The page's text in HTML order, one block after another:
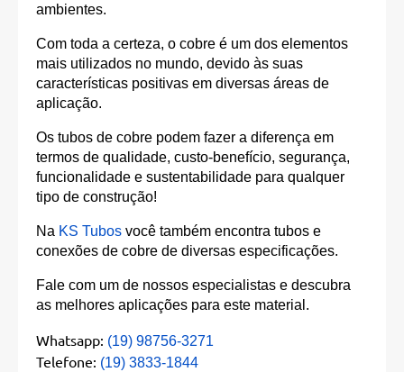
ambientes.
Com toda a certeza, o cobre é um dos elementos
mais utilizados no mundo, devido às suas
características positivas em diversas áreas de
aplicação.
Os tubos de cobre podem fazer a diferença em
termos de qualidade, custo-benefício, segurança,
funcionalidade e sustentabilidade para qualquer
tipo de construção!
Na KS Tubos você também encontra tubos e
conexões de cobre de diversas especificações.
Fale com um de nossos especialistas e descubra
as melhores aplicações para este material.
Whatsapp: (19) 98756-3271
Telefone: (19) 3833-1844